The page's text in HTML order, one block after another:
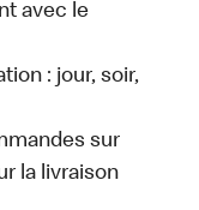
avec le
: jour, soir,
sur
la livraison